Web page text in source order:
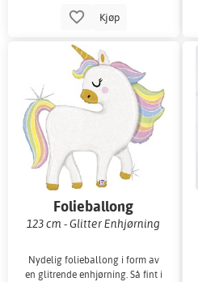
Kjøp
Folieballong
123 cm - Glitter Enhjørning
Nydelig folieballong i form av
en glitrende enhjørning. Så fint i